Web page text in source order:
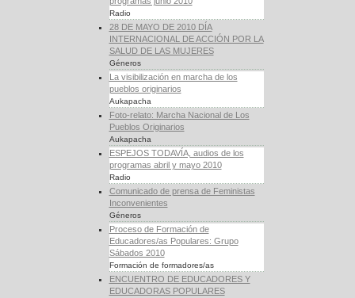
Radio
28 DE MAYO DE 2010 DÍA
INTERNACIONAL DE ACCIÓN POR LA
SALUD DE LAS MUJERES
Géneros
La visibilización en marcha de los
pueblos originarios
Aukapacha
Foto-relato: Marcha Nacional de Los
Pueblos Originarios
Aukapacha
ESPEJOS TODAVÍA, audios de los
programas abril y mayo 2010
Radio
Comunicado de prensa de Feministas
Inconvenientes
Géneros
Proceso de Formación de
Educadores/as Populares: Grupo
Sábados 2010
Formación de formadores/as
ENCUENTRO DE EDUCADORES Y
EDUCADORAS POPULARES